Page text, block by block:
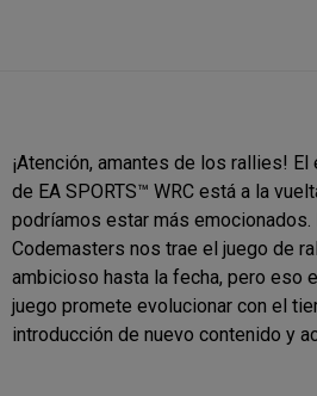
¡Atención, amantes de los rallies!
de EA SPORTS™ WRC está a la
podríamos estar más emocionados.
Codemasters nos trae el juego de
ambicioso hasta la fecha, pero eso
juego promete evolucionar con el
introducción de nuevo contenido y